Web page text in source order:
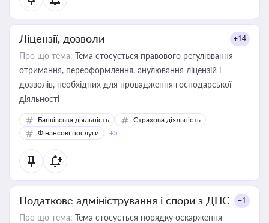
Ліцензії, дозволи +14
Про що тема: Тема стосується правового регулювання
отримання, переоформлення, анулювання ліцензій і
дозволів, необхідних для провадження господарської
діяльності
Банківська діяльність
Страхова діяльність
Фінансові послуги
+5
Податкове адміністрування і спори з ДПС +1
Про що тема: Тема стосується порядку оскарження